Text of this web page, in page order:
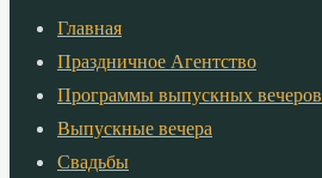
Главная
Праздничное Агентство
Программы выпускных вечеров
Выпускные вечера
Свадьбы